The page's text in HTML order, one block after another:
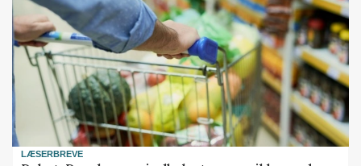
LÆSERBREVE